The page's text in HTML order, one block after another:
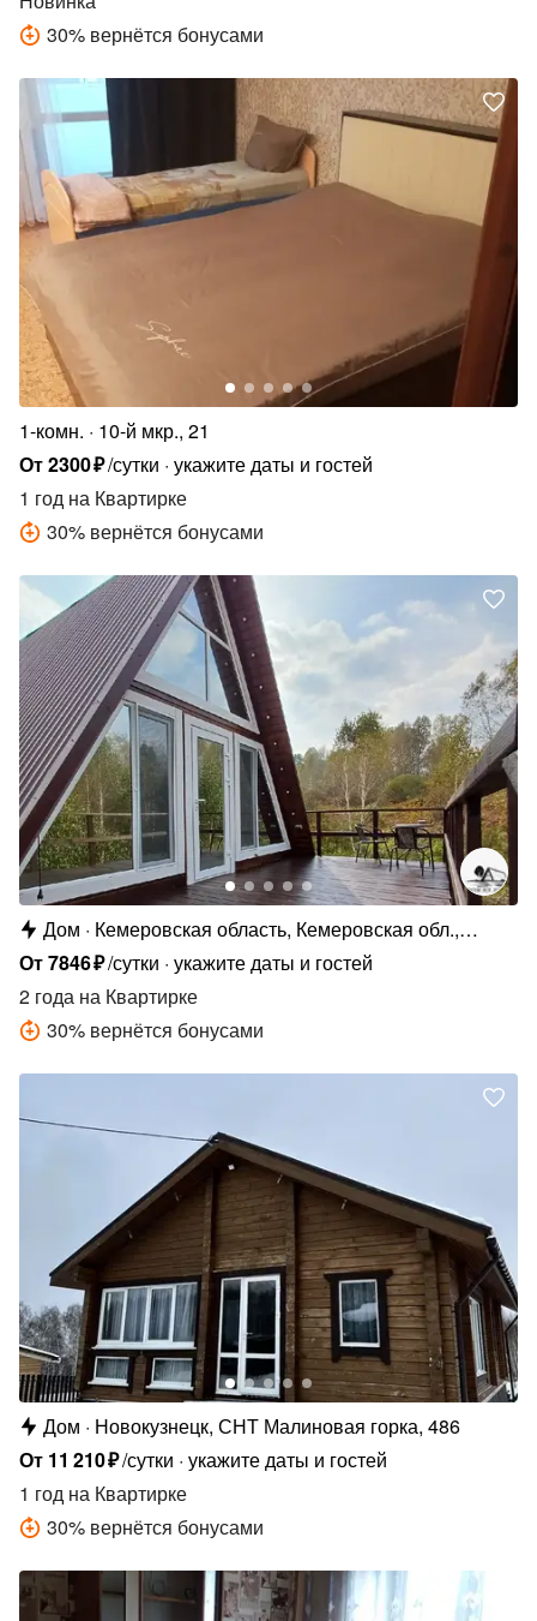
30% вернётся бонусами
1-комн.
10-й мкр., 21
От2300₽/сутки укажите даты и гостей
1 год на Квартирке
30% вернётся бонусами
Дом
Кемеровская область, Кемеровская обл.,
Прокопьевский муниципальный округ, п.
Калачёво, Кузнецкая ул., 19
От7846₽/сутки укажите даты и гостей
2 года на Квартирке
30% вернётся бонусами
Дом
Новокузнецк, СНТ Малиновая горка, 486
От 11 210₽/сутки укажите даты и гостей
1 год на Квартирке
30% вернётся бонусами